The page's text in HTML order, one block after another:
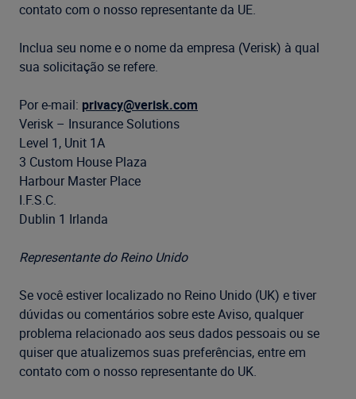
contato com o nosso representante da UE.
Inclua seu nome e o nome da empresa (Verisk) à qual
sua solicitação se refere.
Por e-mail: privacy@verisk.com
Verisk – Insurance Solutions
Level 1, Unit 1A
3 Custom House Plaza
Harbour Master Place
I.F.S.C.
Dublin 1 Irlanda
Representante do Reino Unido
Se você estiver localizado no Reino Unido (UK) e tiver
dúvidas ou comentários sobre este Aviso, qualquer
problema relacionado aos seus dados pessoais ou se
quiser que atualizemos suas preferências, entre em
contato com o nosso representante do UK.